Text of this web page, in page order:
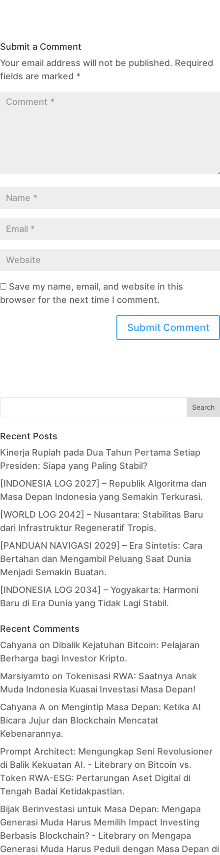
Submit a Comment
Your email address will not be published. Required
fields are marked *
Save my name, email, and website in this
browser for the next time I comment.
Search
Recent Posts
Kinerja Rupiah pada Dua Tahun Pertama Setiap
Presiden: Siapa yang Paling Stabil?
[INDONESIA LOG 2027] – Republik Algoritma dan
Masa Depan Indonesia yang Semakin Terkurasi.
[WORLD LOG 2042] – Nusantara: Stabilitas Baru
dari Infrastruktur Regeneratif Tropis.
[PANDUAN NAVIGASI 2029] – Era Sintetis: Cara
Bertahan dan Mengambil Peluang Saat Dunia
Menjadi Semakin Buatan.
[INDONESIA LOG 2034] – Yogyakarta: Harmoni
Baru di Era Dunia yang Tidak Lagi Stabil.
Recent Comments
Cahyana on Dibalik Kejatuhan Bitcoin: Pelajaran
Berharga bagi Investor Kripto.
Marsiyamto on Tokenisasi RWA: Saatnya Anak
Muda Indonesia Kuasai Investasi Masa Depan!
Cahyana A on Mengintip Masa Depan: Ketika AI
Bicara Jujur dan Blockchain Mencatat
Kebenarannya.
Prompt Architect: Mengungkap Seni Revolusioner
di Balik Kekuatan AI. - Litebrary on Bitcoin vs.
Token RWA-ESG: Pertarungan Aset Digital di
Tengah Badai Ketidakpastian.
Bijak Berinvestasi untuk Masa Depan: Mengapa
Generasi Muda Harus Memilih Impact Investing
Berbasis Blockchain? - Litebrary on Mengapa
Generasi Muda Harus Peduli dengan Masa Depan di